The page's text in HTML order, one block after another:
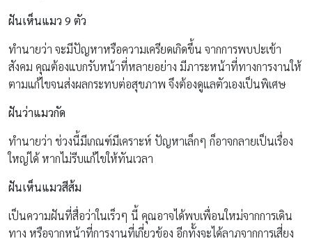
ฝันเห็นแมว 9 ตัว
ทำนายว่า จะมีปัญหาหรือความเครียดเกิดขึ้น จากการพบปะเข้า
สังคม คุณต้องแบกรับหน้าที่หลายอย่าง มีภาระหน้าที่ทางการงานให้
ตามแก้ไขจนส่งผลกระทบต่อสุขภาพ จึงต้องดูแลตัวเองเป็นพิเศษ
ฝันว่าแมวกัด
ทำนายว่า ช่วงนี้มีเกณฑ์มีเคราะห์ ปัญหาเล็กๆ ก็อาจกลายเป็นเรื่อง
ใหญ่ได้ หากไม่รีบแก้ไขให้ทันเวลา
ฝันเห็นแมวสีส้ม
เป็นความฝันที่สื่อว่าในเร็วๆ นี้ คุณอาจได้พบเพื่อนใหม่จากการเดิน
ทาง หรือจากหน้าที่การงานที่เกี่ยวข้อง อีกทั้งจะได้ลาภจากการเสี่ยง